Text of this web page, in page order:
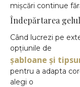
mișcări continue
Îndepărtarea
Când lucrezi pe
opțiunile de
șabloane și
pentru a adapta
alegi o